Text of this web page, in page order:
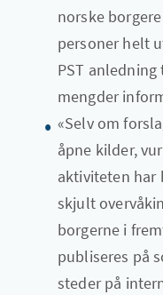
norske
personer helt
PST
mengder
«Selv om
åpne kilder,
aktiviteten har
skjult
borgerne i
publiseres på
steder på